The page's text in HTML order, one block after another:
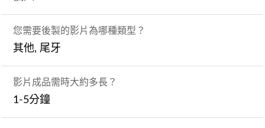
您需要後製的影片為哪種類型？
其他, 尾牙
影片成品需時大約多長？
1-5分鐘